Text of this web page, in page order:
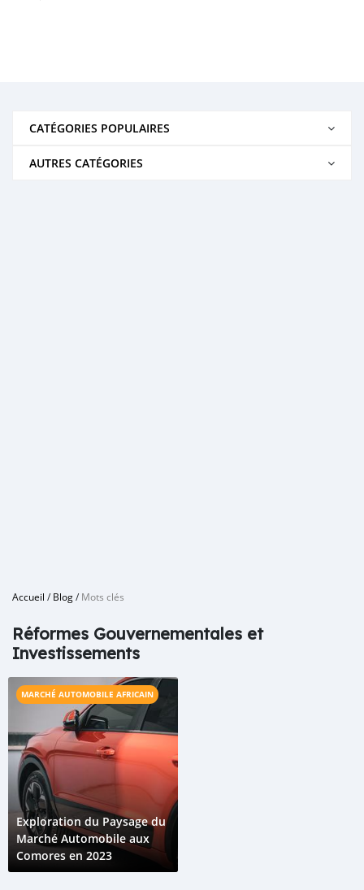
CATÉGORIES POPULAIRES
AUTRES CATÉGORIES
Accueil /Blog/Mots clés
Réformes Gouvernementales et
Investissements
MARCHÉ AUTOMOBILE AFRICAIN
Exploration du Paysage du
Marché Automobile aux
Comores en 2023